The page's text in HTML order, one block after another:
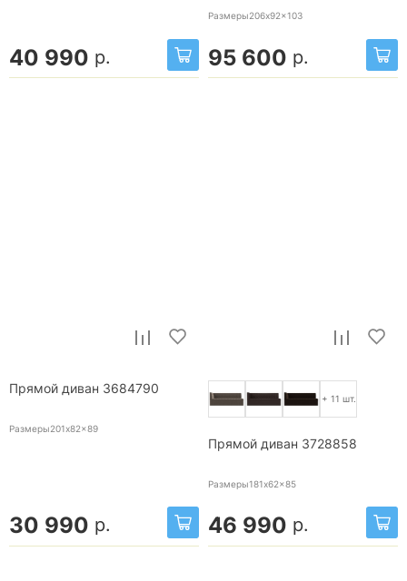
40 990 р.
Размеры206x92x103
95 600 р.
Прямой диван 3684790
Размеры201x82x89
30 990 р.
+ 11 шт.
Прямой диван 3728858
Размеры181x62x85
46 990 р.